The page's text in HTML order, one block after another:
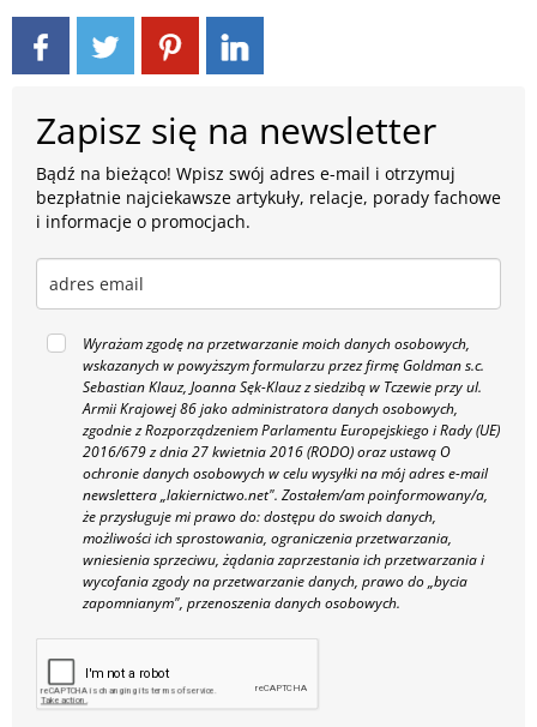
Zapisz się na newsletter
Bądź na bieżąco! Wpisz swój adres e-mail i otrzymuj
bezpłatnie najciekawsze artykuły, relacje, porady fachowe
i informacje o promocjach.
Wyrażam zgodę na przetwarzanie moich danych osobowych,
wskazanych w powyższym formularzu przez firmę Goldman s.c.
Sebastian Klauz, Joanna Sęk-Klauz z siedzibą w Tczewie przy ul.
Armii Krajowej 86 jako administratora danych osobowych,
zgodnie z Rozporządzeniem Parlamentu Europejskiego i Rady (UE)
2016/679 z dnia 27 kwietnia 2016 (RODO) oraz ustawą O
ochronie danych osobowych w celu wysyłki na mój adres e-mail
newslettera „lakiernictwo.net". Zostałem/am poinformowany/a,
że przysługuje mi prawo do: dostępu do swoich danych,
możliwości ich sprostowania, ograniczenia przetwarzania,
wniesienia sprzeciwu, żądania zaprzestania ich przetwarzania i
wycofania zgody na przetwarzanie danych, prawo do „bycia
zapomnianym", przenoszenia danych osobowych.